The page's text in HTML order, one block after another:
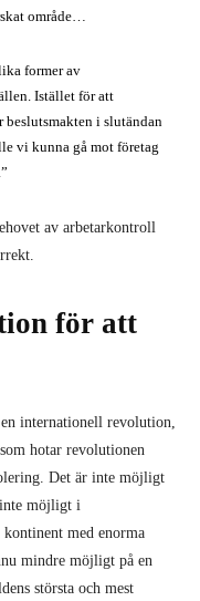
område…
former av
Istället för att
i slutändan
vi kunna gå mot företag
av arbetarkontroll
för att
internationell revolution,
hotar revolutionen
Det är inte möjligt
möjligt i
med enorma
mindre möjligt på en
största och mest